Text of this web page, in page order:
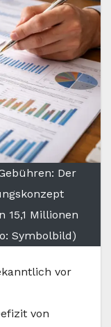
Der
15,1 Millionen
Symbolbild)
vor
von